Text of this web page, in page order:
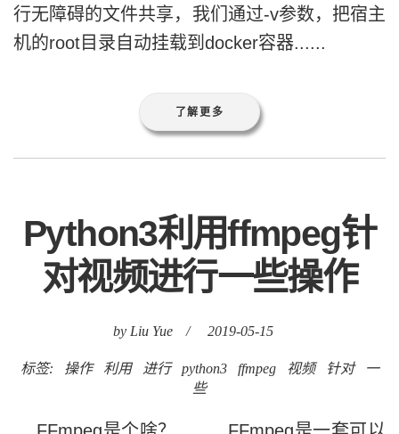
了解更多
Python3利用ffmpeg针
by Liu Yue 2019-05-15
标签:操作 利用 进行 python3 ffmpeg 视频 针对
些
FFmpeg是个啥？ FFmpeg是一套可以
用来记录、转换数字音频、视频，并能将其转
化为流的开源计算机程序。采用LGPL或GPL许
可证。它提供了录制、转换以及流化音视频的